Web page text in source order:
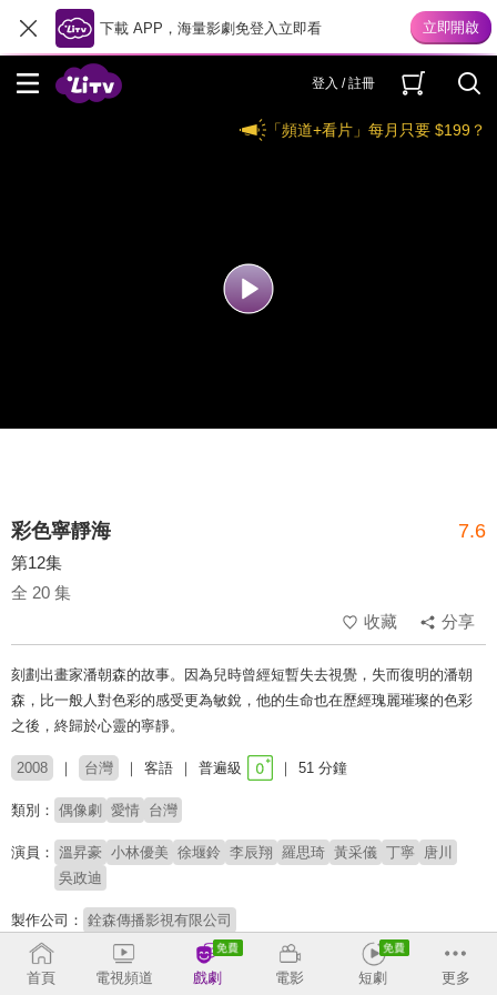
下載 APP，海量影劇免登入立即看
登入 / 註冊
「頻道+看片」每月只要 $199？
彩色寧靜海 7.6
第12集
全 20 集
收藏
分享
刻劃出畫家潘朝森的故事。因為兒時曾經短暫失去視覺，失而復明的潘朝
森，比一般人對色彩的感受更為敏銳，他的生命也在歷經瑰麗璀璨的色彩
之後，終歸於心靈的寧靜。
2008 台灣 客語 普遍級 51 分鐘
類別： 偶像劇 愛情 台灣
演員： 溫昇豪 小林優美 徐堰鈴 李辰翔 羅思琦 黃采儀 丁寧
唐川
吳政迪
製作公司： 銓森傳播影視有限公司
導演：
首頁
電視頻道 戲劇 電影 短劇 更多